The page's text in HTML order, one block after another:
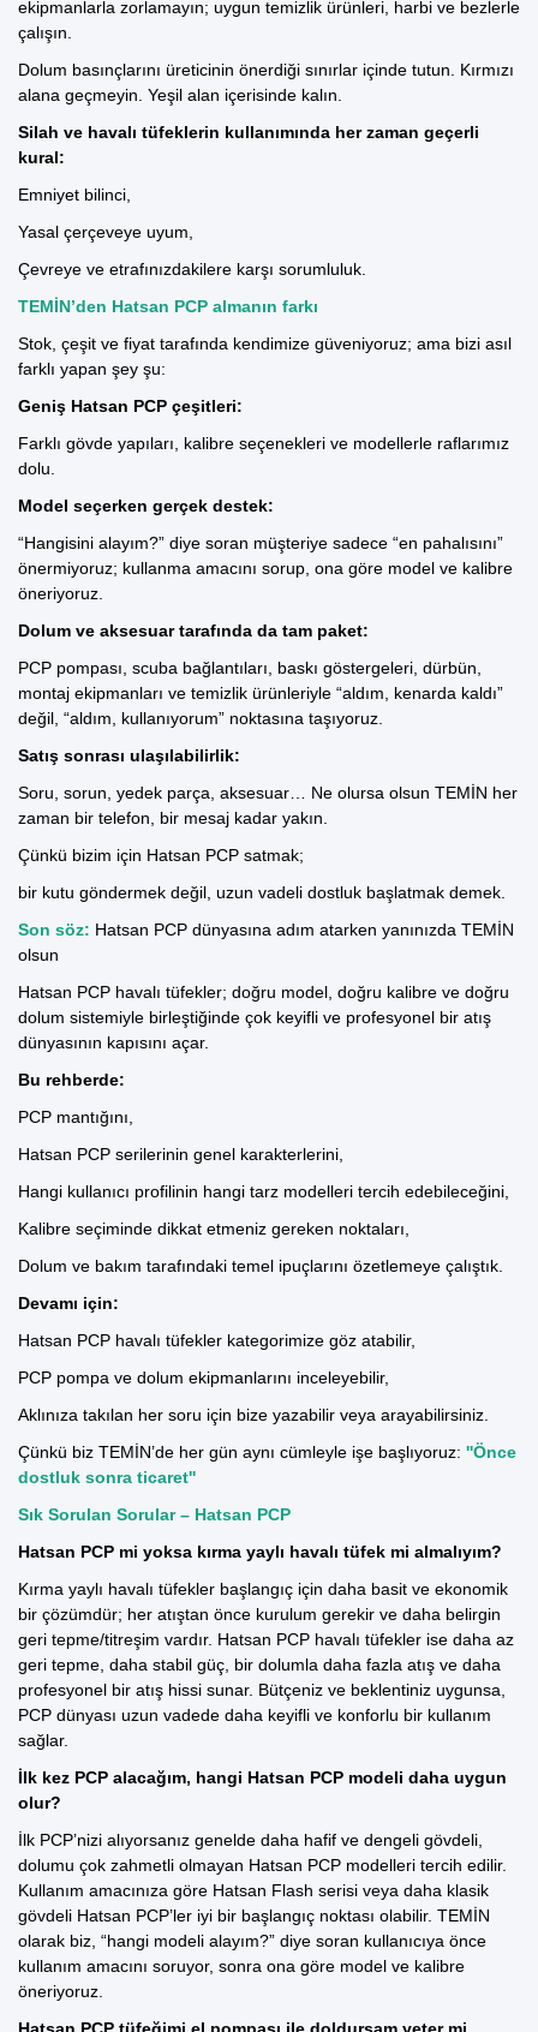
ekipmanlarla zorlamayın; uygun temizlik ürünleri, harbi ve bezlerle
çalışın.
Dolum basınçlarını üreticinin önerdiği sınırlar içinde tutun. Kırmızı
alana geçmeyin. Yeşil alan içerisinde kalın.
Silah ve havalı tüfeklerin kullanımında her zaman geçerli
kural:
Emniyet bilinci,
Yasal çerçeveye uyum,
Çevreye ve etrafınızdakilere karşı sorumluluk.
TEMİN’den Hatsan PCP almanın farkı
Stok, çeşit ve fiyat tarafında kendimize güveniyoruz; ama bizi asıl
farklı yapan şey şu:
Geniş Hatsan PCP çeşitleri:
Farklı gövde yapıları, kalibre seçenekleri ve modellerle raflarımız
dolu.
Model seçerken gerçek destek:
“Hangisini alayım?” diye soran müşteriye sadece “en pahalısını”
önermiyoruz; kullanma amacını sorup, ona göre model ve kalibre
öneriyoruz.
Dolum ve aksesuar tarafında da tam paket:
PCP pompası, scuba bağlantıları, baskı göstergeleri, dürbün,
montaj ekipmanları ve temizlik ürünleriyle “aldım, kenarda kaldı”
değil, “aldım, kullanıyorum” noktasına taşıyoruz.
Satış sonrası ulaşılabilirlik:
Soru, sorun, yedek parça, aksesuar… Ne olursa olsun TEMİN her
zaman bir telefon, bir mesaj kadar yakın.
Çünkü bizim için Hatsan PCP satmak;
bir kutu göndermek değil, uzun vadeli dostluk başlatmak demek.
Son söz: Hatsan PCP dünyasına adım atarken yanınızda TEMİN
olsun
Hatsan PCP havalı tüfekler; doğru model, doğru kalibre ve doğru
dolum sistemiyle birleştiğinde çok keyifli ve profesyonel bir atış
dünyasının kapısını açar.
Bu rehberde:
PCP mantığını,
Hatsan PCP serilerinin genel karakterlerini,
Hangi kullanıcı profilinin hangi tarz modelleri tercih edebileceğini,
Kalibre seçiminde dikkat etmeniz gereken noktaları,
Dolum ve bakım tarafındaki temel ipuçlarını özetlemeye çalıştık.
Devamı için:
Hatsan PCP havalı tüfekler kategorimize göz atabilir,
PCP pompa ve dolum ekipmanlarını inceleyebilir,
Aklınıza takılan her soru için bize yazabilir veya arayabilirsiniz.
Çünkü biz TEMİN’de her gün aynı cümleyle işe başlıyoruz: ''Önce
dostluk sonra ticaret''
Sık Sorulan Sorular – Hatsan PCP
Hatsan PCP mi yoksa kırma yaylı havalı tüfek mi almalıyım?
Kırma yaylı havalı tüfekler başlangıç için daha basit ve ekonomik
bir çözümdür; her atıştan önce kurulum gerekir ve daha belirgin
geri tepme/titreşim vardır. Hatsan PCP havalı tüfekler ise daha az
geri tepme, daha stabil güç, bir dolumla daha fazla atış ve daha
profesyonel bir atış hissi sunar. Bütçeniz ve beklentiniz uygunsa,
PCP dünyası uzun vadede daha keyifli ve konforlu bir kullanım
sağlar.
İlk kez PCP alacağım, hangi Hatsan PCP modeli daha uygun
olur?
İlk PCP’nizi alıyorsanız genelde daha hafif ve dengeli gövdeli,
dolumu çok zahmetli olmayan Hatsan PCP modelleri tercih edilir.
Kullanım amacınıza göre Hatsan Flash serisi veya daha klasik
gövdeli Hatsan PCP’ler iyi bir başlangıç noktası olabilir. TEMİN
olarak biz, “hangi modeli alayım?” diye soran kullanıcıya önce
kullanım amacını soruyor, sonra ona göre model ve kalibre
öneriyoruz.